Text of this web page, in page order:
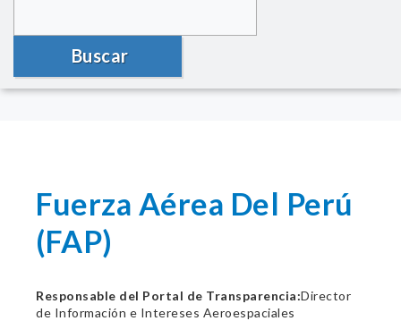
Buscar
Fuerza Aérea Del Perú
(FAP)
Responsable del Portal de Transparencia:Director
de Información e Intereses Aeroespaciales